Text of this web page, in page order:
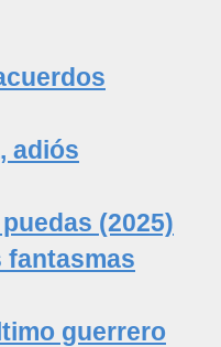
adiós
(2025)
fantasmas
guerrero